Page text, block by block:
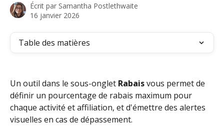
Écrit par Samantha Postlethwaite
16 janvier 2026
Table des matières
Un outil dans le sous-onglet Rabais vous permet de
définir un pourcentage de rabais maximum pour
chaque activité et affiliation, et d'émettre des alertes
visuelles en cas de dépassement.